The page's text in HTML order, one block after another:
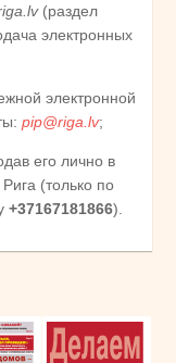
(раздел
электронных
электронной
pip@riga.lv;
его лично в
(только по
+37167181866).